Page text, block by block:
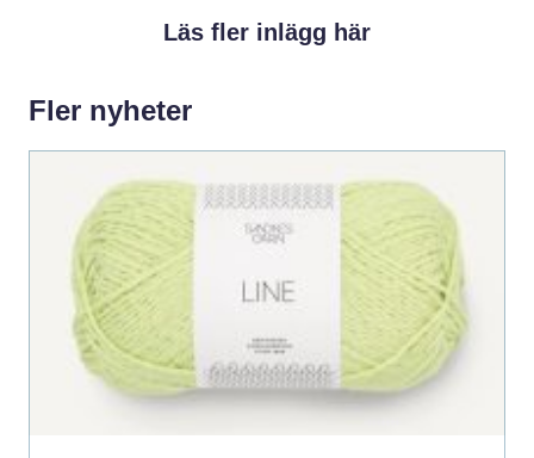
Läs fler inlägg här
Fler nyheter